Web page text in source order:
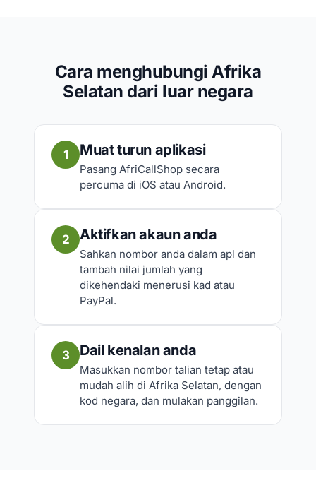
Cara menghubungi Afrika
Selatan dari luar negara
1 Muat turun aplikasi
Pasang AfriCallShop secara
percuma di iOS atau Android.
2 Aktifkan akaun anda
Sahkan nombor anda dalam apl dan
tambah nilai jumlah yang
dikehendaki menerusi kad atau
PayPal.
3 Dail kenalan anda
Masukkan nombor talian tetap atau
mudah alih di Afrika Selatan, dengan
kod negara, dan mulakan panggilan.